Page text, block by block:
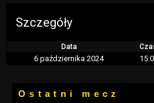
Szczegóły
Data
6 października 2024
Ostatni mecz